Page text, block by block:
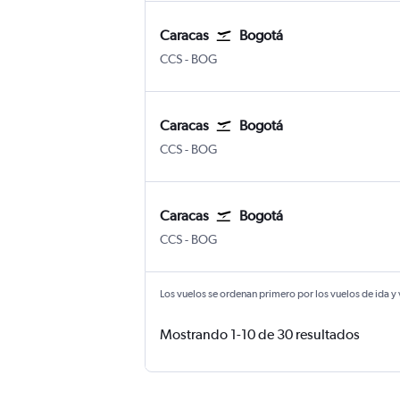
Caracas Bogotá
CCSCaracas Internacional de Maiquetía
- BOG
Caracas Bogotá
CCSCaracas Internacional de Maiquetía
- BOG
Caracas Bogotá
CCSCaracas Internacional de Maiquetía
- BOG
Los vuelos se ordenan primero por los vuelos de ida
Mostrando 1-10 de 30 resultados